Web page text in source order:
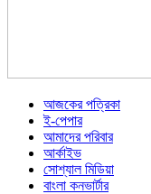
আজকের পত্রিকা
ই-পেপার
আমাদের পরিবার
আর্কাইভ
সোশ্যাল মিডিয়া
বাংলা কনভার্টার